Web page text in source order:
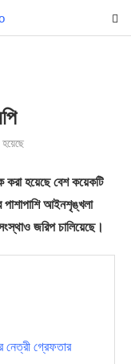
করা হয়েছে বেশ কয়েকটি
পাশাপাশি আইনশৃঙ্খলা
জরিপ চালিয়েছে।
নেত্রী গ্রেফতার